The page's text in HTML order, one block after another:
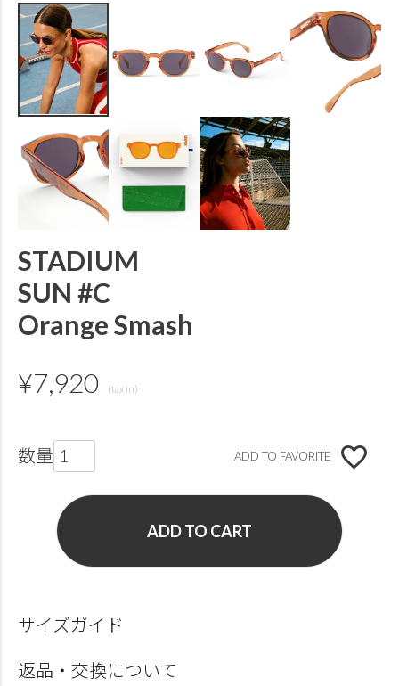
STADIUM
SUN #C
Orange Smash
¥7,920
ADD TO FAVORITE
ADD TO CART
サイズガイド
返品・交換について